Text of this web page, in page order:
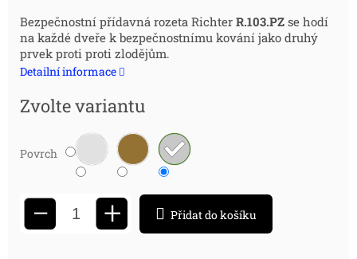
Měrná
cena:
Bezpečnostní přídavná rozeta Richter R.103.PZ se hodí
na každé dveře k bezpečnostnímu kování jako druhý
prvek proti proti zlodějům.
Detailní informace
Zvolte variantu
Povrch
− + Přidat do košíku